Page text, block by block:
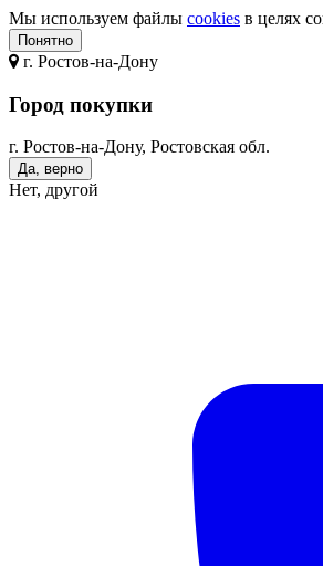
Мы используем файлы cookies в целях
Понятно
г. Ростов-на-Дону
Город покупки
г. Ростов-на-Дону, Ростовская обл.
Да, верно
Нет, другой